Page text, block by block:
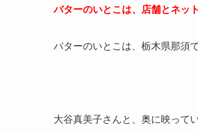
バターのいとこは、店舗とネッ
バターのいとこは、 栃木県那須
大谷真美子さんと、奥に映って